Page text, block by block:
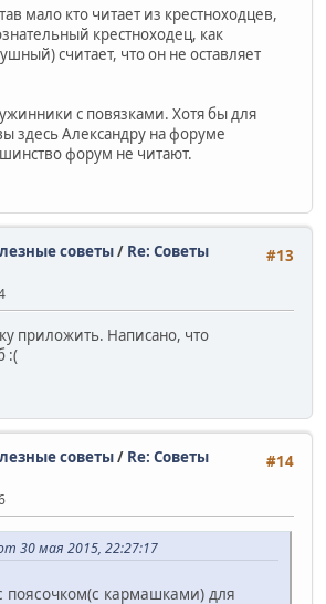
мало кто читает из крестноходцев,
крестноходец, как
считает, что он не оставляет
с повязками. Хотя бы для
здесь Александру на форуме
форум не читают.
#13
советы/ Re: Советы
приложить. Написано, что
:(
#14
советы/ Re: Советы
30 мая 2015, 22:27:17
поясочком(с кармашками) для